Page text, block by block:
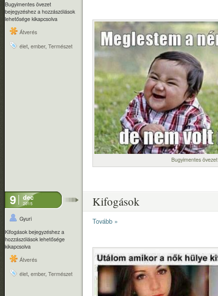
Bugyimentes övezet
bejegyzéshez a hozzászólások
lehetősége kikapcsolva
Átverés
élet, ember, Természet
Bugyimentes övezet
9 dec
2015
Gyuri
Kifogások bejegyzéshez a
hozzászólások lehetősége
kikapcsolva
Átverés
élet ember, Természet
Kifogások
Tovább »